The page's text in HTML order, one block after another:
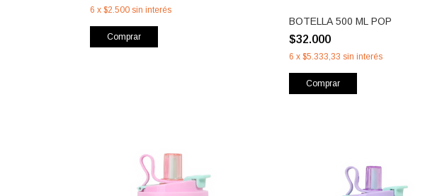
6 x $2.500 sin interés
Comprar
BOTELLA 500 ML POP
$32.000
6 x$5.333,33 sin interés
Comprar